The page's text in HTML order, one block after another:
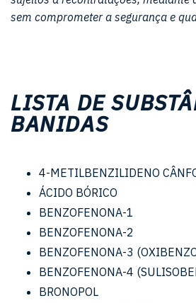
sem comprometer a segurança e
LISTA DE
BANIDAS
4-METILBENZILIDENO
ÁCIDO BÓRICO
BENZOFENONA-1
BENZOFENONA-2
BENZOFENONA-3
BENZOFENONA-4
BRONOPOL